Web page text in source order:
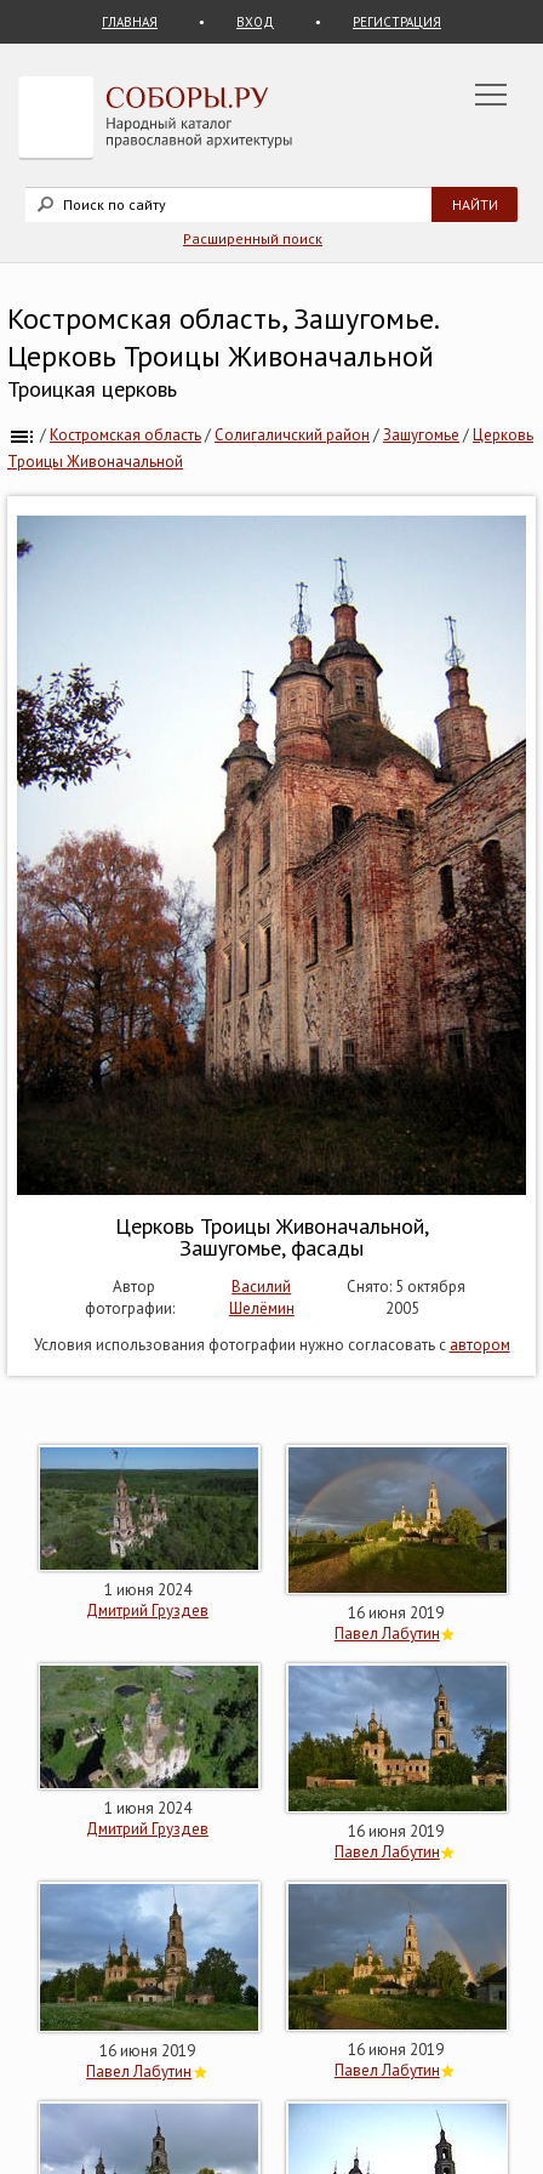
ГЛАВНАЯ ВХОД РЕГИСТРАЦИЯ
Расширенный поиск
Костромская область, Зашугомье.
Церковь Троицы Живоначальной
Троицкая церковь
/Костромская область/Солигаличский район /Зашугомье /Церковь
Троицы Живоначальной
Церковь Троицы Живоначальной,
Зашугомье, фасады
Автор
фотографии:
Василий
Шелёмин
Снято: 5 октября
2005
Условия использования фотографии нужно согласовать с автором
1 июня 2024
Дмитрий Груздев
16 июня 2019
Павел Лабутин
1 июня 2024
Дмитрий Груздев
16 июня 2019
Павел Лабутин
16 июня 2019
Павел Лабутин
16 июня 2019
Павел Лабутин